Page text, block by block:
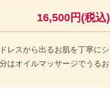
16,500円(税込)
レスから出るお肌を丁寧にシ
はオイルマッサージでうるお